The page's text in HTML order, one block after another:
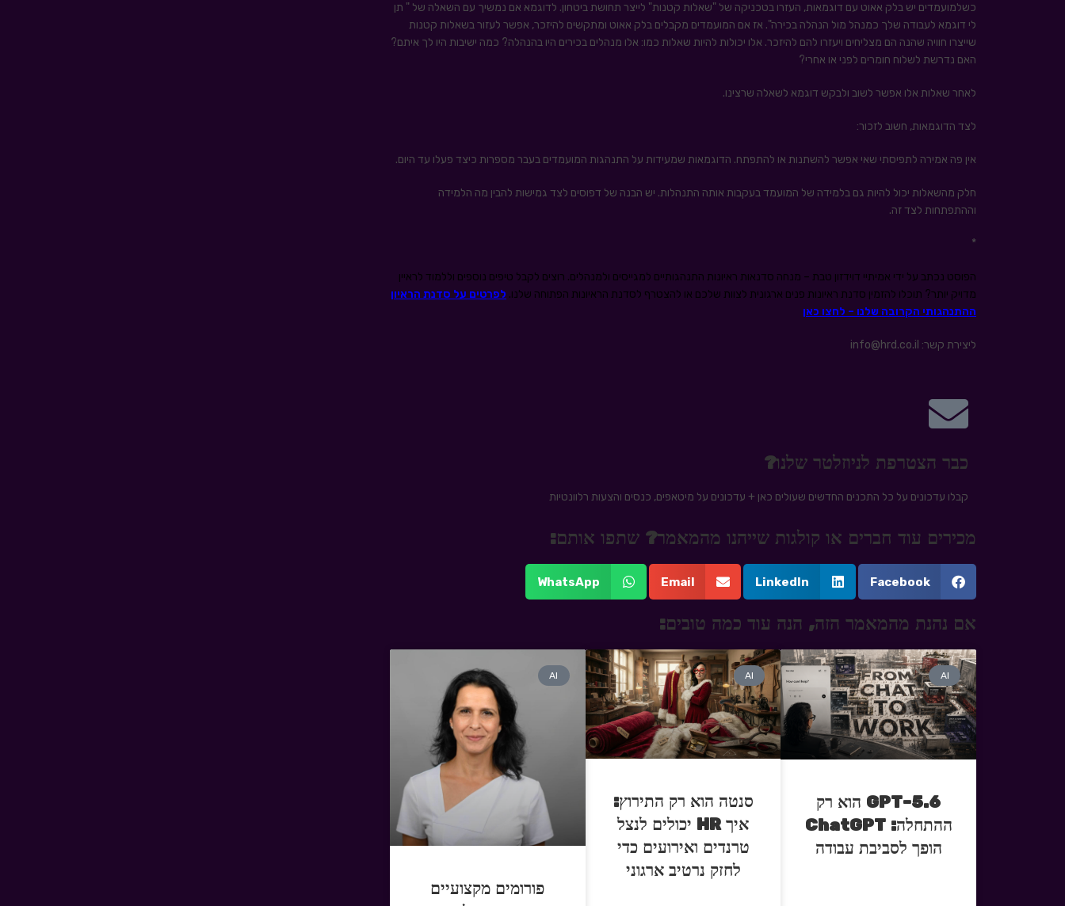
כשלמועמדים יש בלק אאוט עם דוגמאות, העזרו בטכניקה של "שאלות קטנות" לייצר תחושת ביטחון. לדוגמא אם נמשיך עם השאלה של " תן
לי דוגמא לעבודה שלך כמנהל מול הנהלה בכירה". אז אם המועמדים מקבלים בלק אאוט ומתקשים להיזכר, אפשר לעזור בשאלות קטנות
שייצרו חוויה שהנה הם מצליחים ויעזרו להם להיזכר. אלו יכולות להיות שאלות כמו: אלו מנהלים בכירים היו בהנהלה? כמה ישיבות היו לך איתם?
האם נדרשת לשלוח חומרים לפני או אחרי?
לאחר שאלות אלו אפשר לשוב ולבקש דוגמא לשאלה שרצינו.
לצד הדוגמאות, חשוב לזכור:
אין פה אמירה לתפיסתי שאי אפשר להשתנות או להתפתח. הדוגמאות שמעידות על התנהגות המועמדים בעבר מספרות כיצד פעלו עד היום.
חלק מהשאלות יכול להיות גם בלמידה של המועמד בעקבות אותה התנהלות. יש הבנה של דפוסים לצד גמישות להבין מה הלמידה
וההתפתחות לצד זה.
*
הפוסט נכתב על ידי אמיתיי דוידזון טבת – מנחה סדנאות ראיונות התנהגותיים למגייסים ולמנהלים. רוצים לקבל טיפים נוספים וללמוד לראיין
מדויק יותר? תוכלו להזמין סדנת ראיונות פנים ארגונית לצוות שלכם או להצטרף לסדנת הראיונות הפתוחה שלנו. לפרטים על סדנת הראיון
ההתנהגותי הקרובה שלנו – לחצו כאן
ליצירת קשר: info@hrd.co.il
כבר הצטרפת לניוזלטר שלנו?
קבלו עדכונים על כל התכנים החדשים שעולים כאן + עדכונים על מיטאפים, כנסים והצעות רלוונטיות
מכירים עוד חברים או קולגות שייהנו מהמאמר? שתפו אותם:
Facebook
LinkedIn
Email
WhatsApp
אם נהנת מהמאמר הזה, הנה עוד כמה טובים:
AI
GPT-5.6 הוא רק
ההתחלה: ChatGPT
הופך לסביבת עבודה
AI
סנטה הוא רק התירוץ:
איך HR יכולים לנצל
טרנדים ואירועים כדי
לחזק נרטיב ארגוני
AI
פורומים מקצועיים